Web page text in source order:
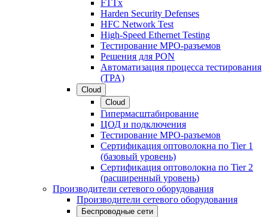
FTTx
Harden Security Defenses
HFC Network Test
High-Speed Ethernet Testing
Тестирование МРО-разъемов
Решения для PON
Автоматизация процесса тестирования
(TPA)
Cloud
Cloud
Гипермасштабирование
ЦОД и подключения
Тестирование МРО-разъемов
Сертификация оптоволокна по Tier 1
(базовый уровень)
Сертификация оптоволокна по Tier 2
(расширенный уровень)
Производители сетевого оборудования
Производители сетевого оборудования
Беспроводные сети